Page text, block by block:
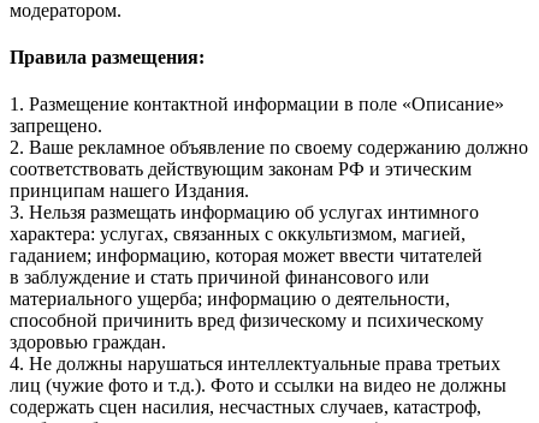
модератором.
Правила размещения:
1. Размещение контактной информации в поле «Описание»
запрещено.
2. Ваше рекламное объявление по своему содержанию должно
соответствовать действующим законам РФ и этическим
принципам нашего Издания.
3. Нельзя размещать информацию об услугах интимного
характера: услугах, связанных с оккультизмом, магией,
гаданием; информацию, которая может ввести читателей
в заблуждение и стать причиной финансового или
материального ущерба; информацию о деятельности,
способной причинить вред физическому и психическому
здоровью граждан.
4. Не должны нарушаться интеллектуальные права третьих
лиц (чужие фото и т.д.). Фото и ссылки на видео не должны
содержать сцен насилия, несчастных случаев, катастроф,